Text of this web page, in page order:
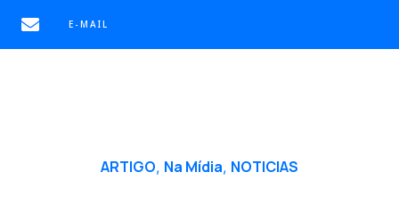
E-MAIL
ARTIGO, Na Mídia, NOTICIAS